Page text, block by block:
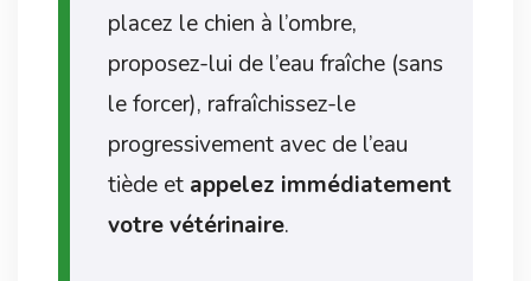
placez le chien à l’ombre,
proposez-lui de l’eau fraîche (sans
le forcer), rafraîchissez-le
progressivement avec de l’eau
tiède et appelez immédiatement
votre vétérinaire.